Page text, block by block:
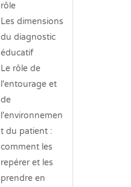
rôle
Les dimensions
du diagnostic
éducatif
Le rôle de
l'entourage et
de
l'environnemen
t du patient :
comment les
repérer et les
prendre en